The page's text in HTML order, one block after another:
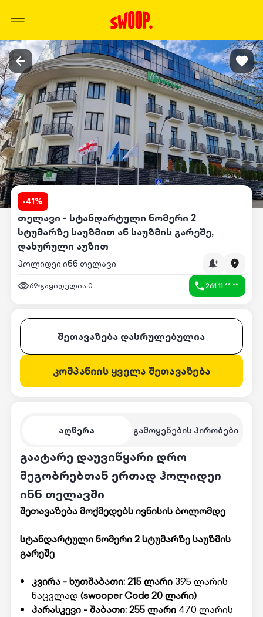
-41%
თელავი - სტანდარტული ნომერი 2
სტუმარზე საუზმით ან საუზმის გარეშე,
დახურული აუზით
ჰოლიდეი ინნ თელავი
69 გაყიდულია 0 261 11 ** **
აღწერა გამოყენების პირობები
გაატარე დაუვიწყარი დრო
მეგობრებთან ერთად ჰოლიდეი
ინნ თელავში
შეთავაზება მოქმედებს ივნისის ბოლომდე
სტანდარტული ნომერი 2 სტუმარზე საუზმის
გარეშე
კვირა - ხუთშაბათი: 215 ლარი395 ლარის
ნაცვლად (swooper Code 20 ლარი)
პარასკევი - შაბათი: 255 ლარი470 ლარის
შეთავაზება დასრულებულია
კომპანიის ყველა შეთავაზება